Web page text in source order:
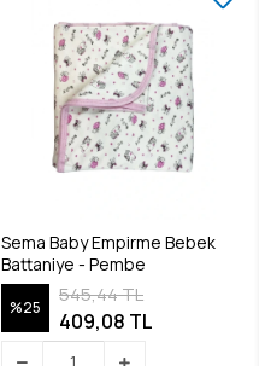
Sema Baby Empirme Bebek
Battaniye - Pembe
%25
545,44 TL
409,08 TL